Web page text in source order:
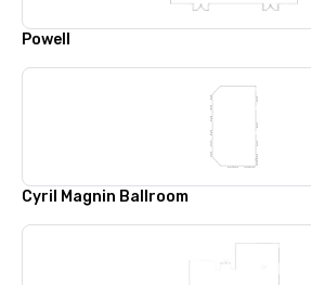
Powell
Cyril Magnin Ballroom